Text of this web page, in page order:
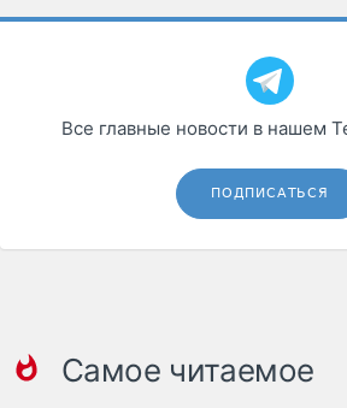
Все главные новости в нашем
ПОДПИСАТЬСЯ
Самое читаемое